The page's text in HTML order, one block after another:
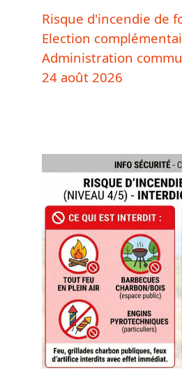
Risque d'incendie de
Election
Administration
24 août 2026